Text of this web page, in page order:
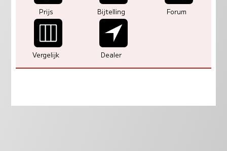
Prijs Bijtelling Forum
Vergelijk Dealer